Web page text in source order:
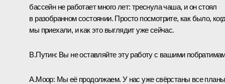
бассейн не работает много лет: треснула чаша, и он стоял
в разобранном состоянии. Просто посмотрите, как было,
мы приехали, и как это выглядит уже сейчас.
В.Путин: Вы не оставляйте эту работу с вашими
А.Моор: Мы её продолжаем. У нас уже свёрстаны все планы